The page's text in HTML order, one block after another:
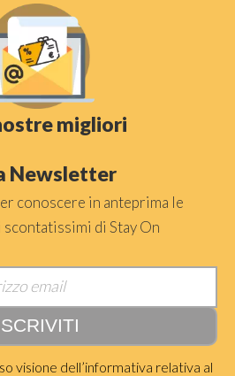
migliori
Newsletter
conoscere in anteprima le
di Stay On
visione dell’informativa relativa al